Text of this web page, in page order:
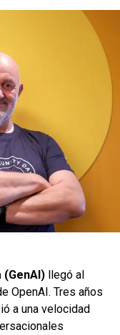
llegó al
OpenAI. Tres años
a una velocidad